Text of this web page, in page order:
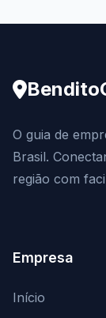
O guia de
Brasil.
região com
Empresa
Início